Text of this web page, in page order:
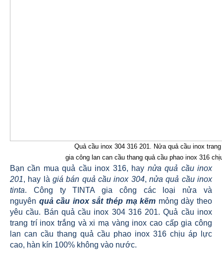
Quả cầu inox 304 316 201. Nửa quả cầu inox
gia công lan can cầu thang quả cầu phao inox 316
Bạn cần mua quả cầu inox 316, hay nửa quả cầu inox
201, hay là giá bán quả cầu inox 304,nửa quả cầu inox
tinta. Công ty TINTA gia công các loại nửa và
nguyên quả cầu inox sắt thép mạ kẽm mỏng dày theo
yêu cầu. Bán quả cầu inox 304 316 201. Quả cầu inox
trang trí inox trắng và xi mạ vàng inox cao cấp gia công
lan can cầu thang quả cầu phao inox 316 chịu áp lực
cao, hàn kín 100% không vào nước.